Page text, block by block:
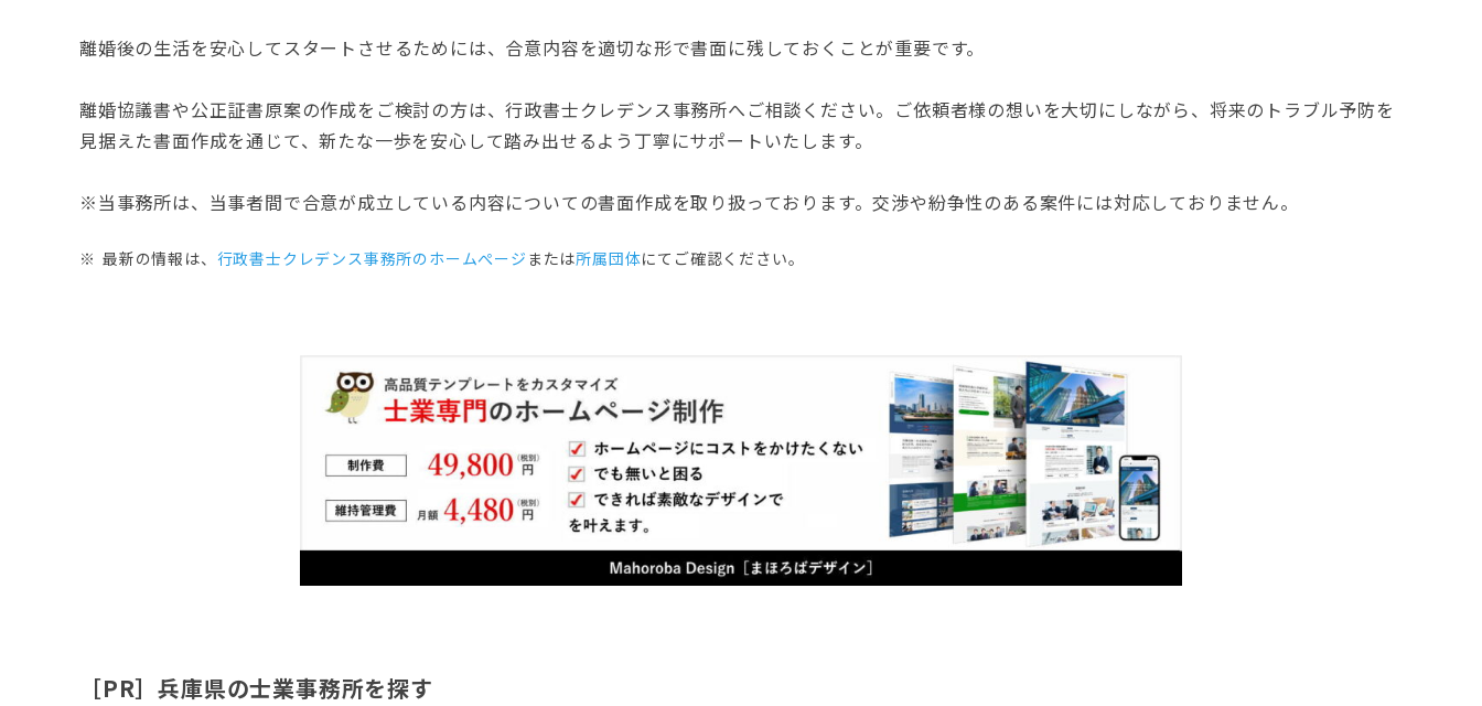
離婚後の生活を安心してスタートさせるためには、合意内容を適切な形で書面に残しておくことが重要です。
離婚協議書や公正証書原案の作成をご検討の方は、行政書士クレデンス事務所へご相談ください。ご依頼者様の想いを大切にしながら、将来のトラブル予防を
見据えた書面作成を通じて、新たな一歩を安心して踏み出せるよう丁寧にサポートいたします。
※当事務所は、当事者間で合意が成立している内容についての書面作成を取り扱っております。交渉や紛争性のある案件には対応しておりません。
最新の情報は、 行政書士クレデンス事務所のホームぺージ または所属団体にてご確認ください。
［PR］兵庫県の士業事務所を探す